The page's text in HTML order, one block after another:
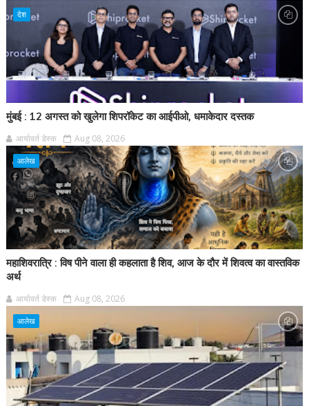
देश
मुंबई : 12 अगस्त को खुलेगा शिपरॉकेट का आईपीओ, धमाकेदार दस्तक
आर्यावर्त डेस्क Aug 08, 2026
आलेख
महाशिवरात्रि : विष पीने वाला ही कहलाता है शिव, आज के दौर में शिवत्व का वास्तविक
अर्थ
आर्यावर्त डेस्क Aug 08, 2026
आलेख